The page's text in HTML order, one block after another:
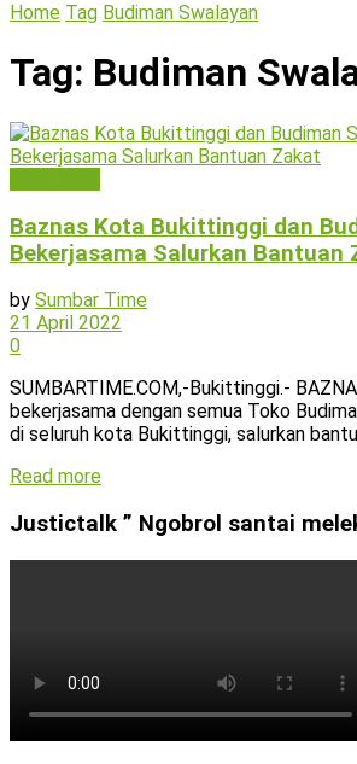
Home Tag Budiman Swalayan
Tag: Budiman
Baznas Kota Bukittinggi dan
Bekerjasama Salurkan Bantuan
by Sumbar Time
21 April 2022
0
SUMBARTIME.COM,-Bukittinggi.-
bekerjasama dengan semua Toko
di seluruh kota Bukittinggi, salurkan
Read more
Justictalk ” Ngobrol santai